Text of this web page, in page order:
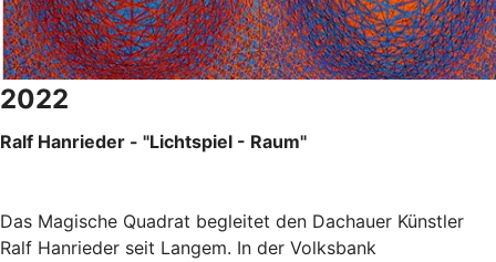
2022
Ralf Hanrieder - "Lichtspiel - Raum"
Das Magische Quadrat begleitet den Dachauer Künstler
Ralf Hanrieder seit Langem. In der Volksbank